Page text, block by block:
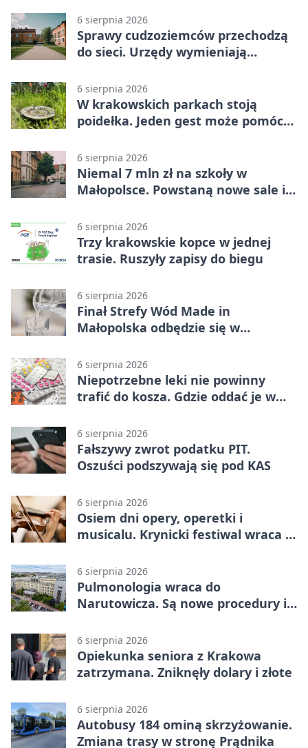
6 sierpnia 2026
Sprawy cudzoziemców przechodzą
do sieci. Urzędy wymieniają
6 sierpnia 2026
W krakowskich parkach stoją
poidełka. Jeden gest może pomóc
6 sierpnia 2026
Niemal 7 mln zł na szkoły w
Małopolsce. Powstaną nowe sale i
6 sierpnia 2026
Trzy krakowskie kopce w jednej
trasie. Ruszyły zapisy do biegu
6 sierpnia 2026
Finał Strefy Wód Made in
Małopolska odbędzie się w
6 sierpnia 2026
Niepotrzebne leki nie powinny
trafić do kosza. Gdzie oddać je w
6 sierpnia 2026
Fałszywy zwrot podatku PIT.
Oszuści podszywają się pod KAS
6 sierpnia 2026
Osiem dni opery, operetki i
musicalu. Krynicki festiwal wraca z
6 sierpnia 2026
Pulmonologia wraca do
Narutowicza. Są nowe procedury i
6 sierpnia 2026
Opiekunka seniora z Krakowa
zatrzymana. Zniknęły dolary i złote
6 sierpnia 2026
Autobusy 184 ominą skrzyżowanie.
Zmiana trasy w stronę Prądnika